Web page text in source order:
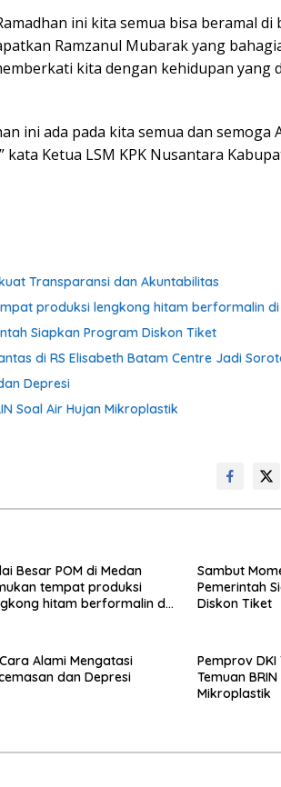
ini kita semua bisa beramal di
Ramzanul Mubarak yang
kita dengan kehidupan yang
ini ada pada kita semua dan semoga
Ketua LSM KPK Nusantara
Transparansi dan Akuntabilitas
produksi lengkong hitam berformalin
Siapkan Program Diskon Tiket
di RS Elisabeth Batam Centre Jadi
Depresi
Soal Air Hujan Mikroplastik
Besar POM di Medan
tempat produksi
hitam berformalin di
Sambut
Pemerintah
Diskon Tiket
Alami Mengatasi
dan Depresi
Pemprov
Temuan
Mikroplastik